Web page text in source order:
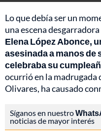
Lo que debía ser un
una escena desgarradora
Elena López Abonce,
asesinada a manos de
celebraba su
ocurrió en la madrugada
Olivares, ha causado
Síganos en nuestro
noticias de mayor interés